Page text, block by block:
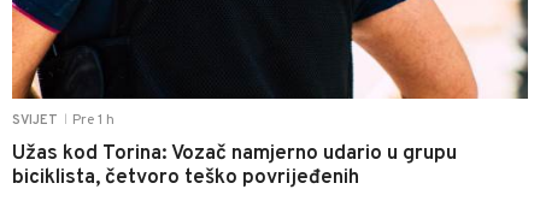
SVIJET Pre 1 h
Užas kod Torina: Vozač namjerno udario u grupu
biciklista, četvoro teško povrijeđenih